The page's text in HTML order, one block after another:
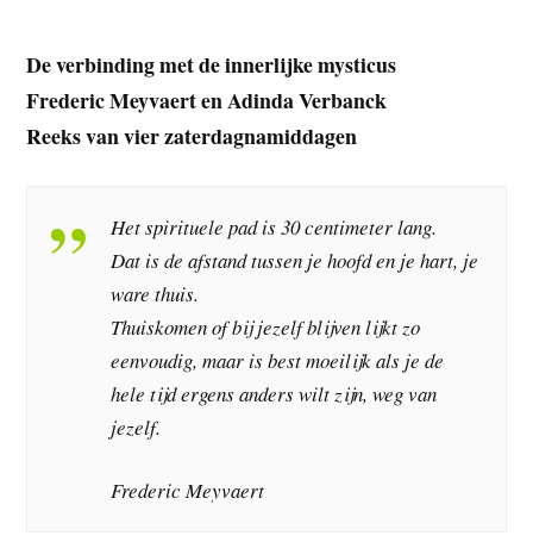
De verbinding met de innerlijke mysticus
Frederic Meyvaert en Adinda Verbanck
Reeks van vier zaterdagnamiddagen
Het spirituele pad is 30 centimeter lang.
Dat is de afstand tussen je hoofd en je hart, je
ware thuis.
Thuiskomen of bij jezelf blijven lijkt zo
eenvoudig, maar is best moeilijk als je de
hele tijd ergens anders wilt zijn, weg van
jezelf.
Frederic Meyvaert